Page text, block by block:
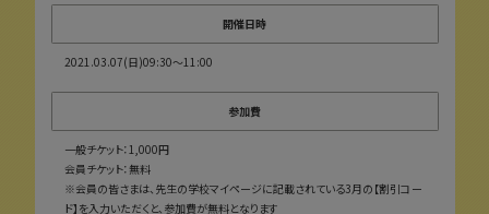
開催日時
2021.03.07(日)09:30〜11:00
参加費
一般チケット：1,000円
会員チケット：無料
※会員の皆さまは、先生の学校マイページに記載されている3月の【割引コー
ド】を入力いただくと、参加費が無料となります